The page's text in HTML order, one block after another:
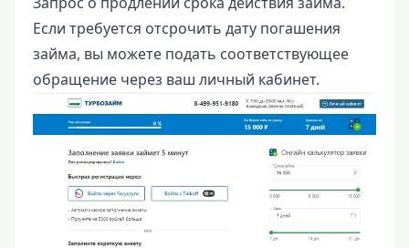
Если требуется отсрочить дату погашения
займа, вы можете подать соответствующее
обращение через ваш личный кабинет.